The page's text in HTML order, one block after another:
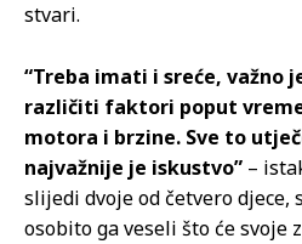
stvari.
“Treba imati i sreće, važno
različiti faktori poput
motora i brzine. Sve to
najvažnije je iskustvo” –
slijedi dvoje od četvero djece,
osobito ga veseli što će